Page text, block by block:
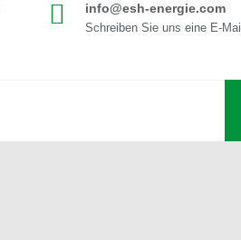
info@esh-energie.com
Schreiben Sie uns eine E-Mail